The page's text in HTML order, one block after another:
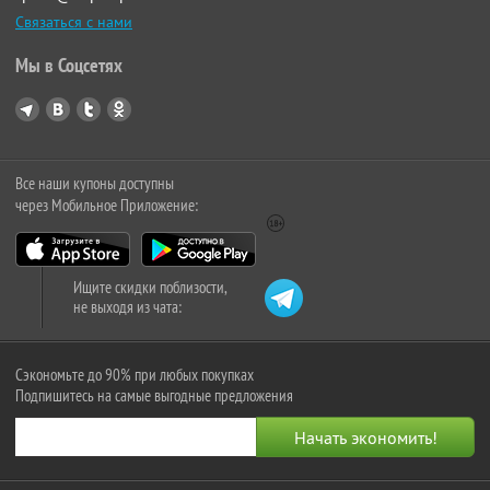
Связаться с нами
Мы в Соцсетях
Все наши купоны доступны
через Мобильное Приложение:
Ищите скидки поблизости,
не выходя из чата:
Сэкономьте до 90% при любых покупках
Подпишитесь на самые выгодные предложения